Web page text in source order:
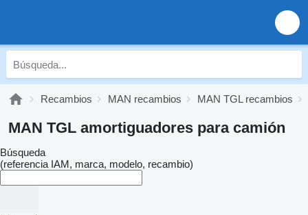
Recambios MAN recambios MAN TGL recambios
MAN TGL amortiguadores para camión
Búsqueda
(referencia IAM, marca, modelo, recambio)